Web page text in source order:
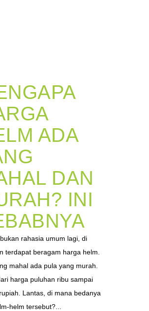
ADA
DAN
INI
rahasia umum lagi, di
terdapat beragam harga helm.
mahal ada pula yang murah.
harga puluhan ribu sampai
Lantas, di mana bedanya
helm tersebut?...